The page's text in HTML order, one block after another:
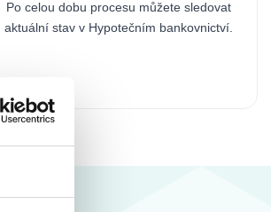
Po celou dobu procesu můžete sledovat
aktuální stav v Hypotečním bankovnictví.